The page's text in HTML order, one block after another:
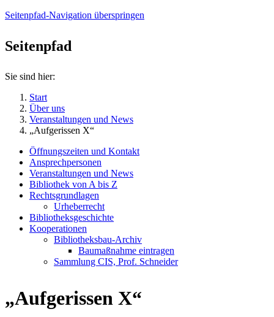
Seitenpfad-Navigation überspringen
Seitenpfad
Sie sind hier:
Start
Über uns
Veranstaltungen und News
„Aufgerissen X“
Öffnungszeiten und Kontakt
Ansprechpersonen
Veranstaltungen und News
Bibliothek von A bis Z
Rechtsgrundlagen
Urheberrecht
Bibliotheksgeschichte
Kooperationen
Bibliotheksbau-Archiv
Baumaßnahme eintragen
Sammlung CIS, Prof. Schneider
„Aufgerissen X“